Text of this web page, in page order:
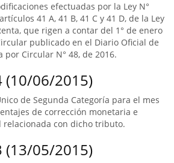
efectuadas por la Ley N°
41 A, 41 B, 41 C y 41 D, de la Ley
que rigen a contar del 1° de enero
publicado en el Diario Oficial de
por Circular N° 48, de 2016.
(10/06/2015)
de Segunda Categoría para el mes
de corrección monetaria e
con dicho tributo.
(13/05/2015)